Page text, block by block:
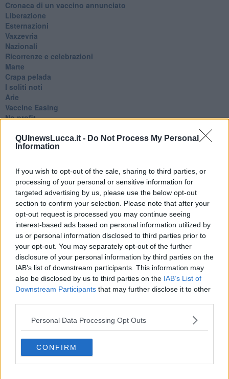
QUInewsLucca.it - Do Not Process My Personal
Information
If you wish to opt-out of the sale, sharing to third parties, or
processing of your personal or sensitive information for
targeted advertising by us, please use the below opt-out
section to confirm your selection. Please note that after your
opt-out request is processed you may continue seeing
interest-based ads based on personal information utilized by
us or personal information disclosed to third parties prior to
your opt-out. You may separately opt-out of the further
disclosure of your personal information by third parties on the
IAB’s list of downstream participants. This information may
also be disclosed by us to third parties on the IAB’s List of
Downstream Participants that may further disclose it to other
Personal Data Processing Opt Outs
CONFIRM
​Cronaca di un vaccino annunciato
​Liberazione
Esternazioni
Vaxzevria
Nazionali
​Ricorrenze e celebrazioni
Marte
​Crapa pelada
​I soliti noti
Arie
​Vaccine Easing
No profit
Con-ter?
​Con-te
L'amico
​L’anno del vaccino
Giulio Regeni
​Il rosario
Paolo Rossi
Maradona
Cronaca
​Ancora Covid
​Biden!
In memoria
​Ancora Francesco
Rieccoci
Tenet
​Il responso
Willy
Non lo so
Valdera